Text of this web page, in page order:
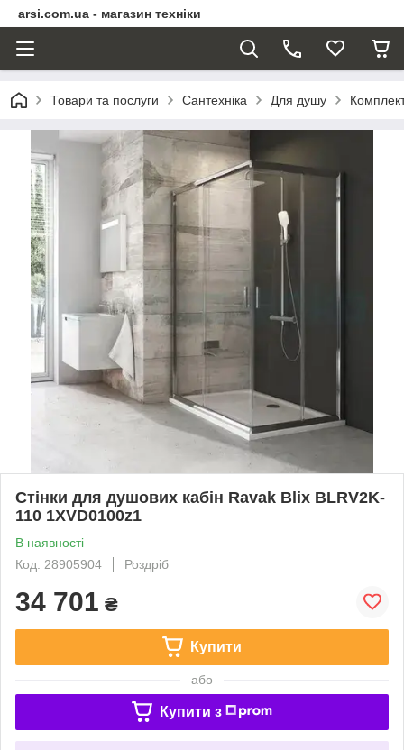
arsi.com.ua - магазин техніки
Товари та послуги Сантехніка Для душу
Стінки для душових кабін Ravak Blix BLRV2K-
110 1XVD0100z1
В наявності
Код: 28905904
Роздріб
34 701 ₴
Купити
або
Купити з